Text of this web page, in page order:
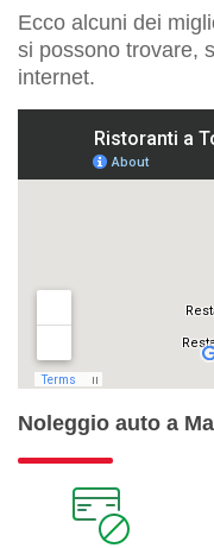
Ecco alcuni dei
si possono trovare,
internet.
Noleggio auto a